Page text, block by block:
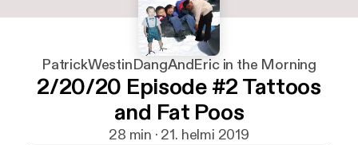
PatrickWestinDangAndEric in the Morning
2/20/20 Episode #2 Tattoos
and Fat Poos
28 min · 21. helmi 2019